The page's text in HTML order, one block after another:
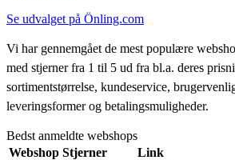
Se udvalget på Önling.com
Vi har gennemgået de mest populære
med stjerner fra 1 til 5 ud fra bl.a. deres
sortimentstørrelse, kundeservice,
leveringsformer og betalingsmuligheder.
Bedst anmeldte webshops
Webshop Stjerner
Link